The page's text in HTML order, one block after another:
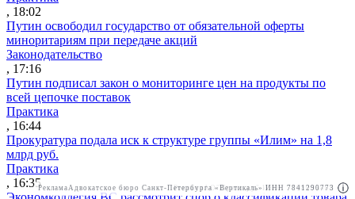
Реклама АО"Право.ру" ИНН: 7708095468
, 18:02
Путин освободил государство от обязательной оферты
миноритариям при передаче акций
Законодательство
, 17:16
Путин подписал закон о мониторинге цен на продукты по
всей цепочке поставок
Практика
, 16:44
Прокуратура подала иск к структуре группы «Илим» на 1,8
млрд руб.
Практика
, 16:35Реклама Адвокатское бюро Санкт-Петербурга «Вертикаль» ИНН 7841290773